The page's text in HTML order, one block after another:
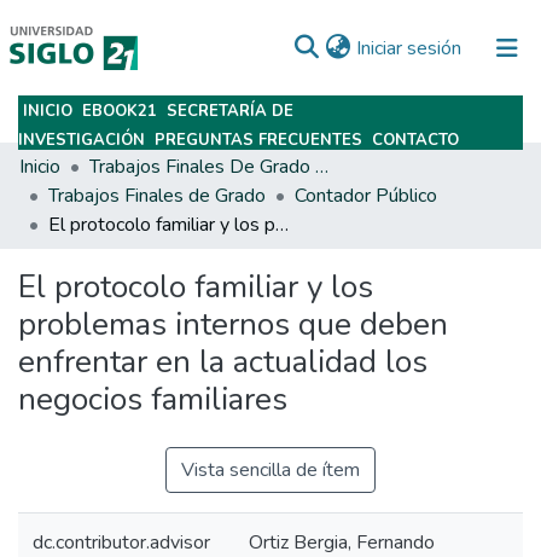
Iniciar sesión (current)
Subir
INICIO EBOOK21 SECRETARÍA DE
INVESTIGACIÓN PREGUNTAS FRECUENTES CONTACTO
Inicio
Trabajos Finales De Grado Y Posgrado
Trabajos Finales de Grado
Contador Público
El protocolo familiar y los problemas internos que deben enfrentar en la actualidad los negocios familiares
El protocolo familiar y los
problemas internos que deben
enfrentar en la actualidad los
negocios familiares
Vista sencilla de ítem
dc.contributor.advisor Ortiz Bergia, Fernando